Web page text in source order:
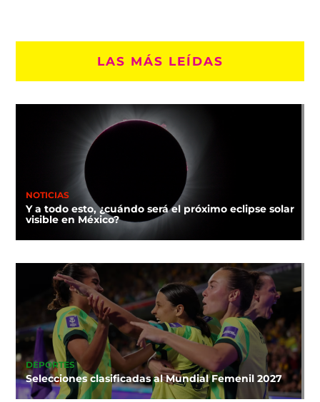
LAS MÁS LEÍDAS
NOTICIAS
Y a todo esto, ¿cuándo será el próximo eclipse solar
visible en México?
DEPORTES
Selecciones clasificadas al Mundial Femenil 2027